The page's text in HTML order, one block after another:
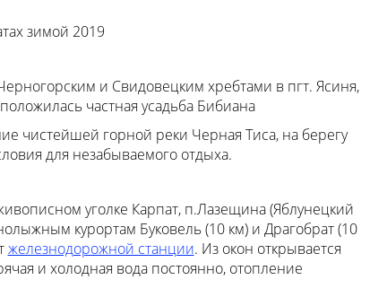
зимой 2019
и Свидовецким хребтами в пгт. Ясиня,
частная усадьба Бибиана
чистейшей горной реки Черная Тиса, на берегу
для незабываемого отдыха.
уголке Карпат, п.Лазещина (Яблунецкий
курортам Буковель (10 км) и Драгобрат (10
железнодорожной станции. Из окон открывается
и холодная вода постоянно, отопление